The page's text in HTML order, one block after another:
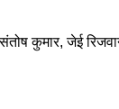
कुमार, जेई